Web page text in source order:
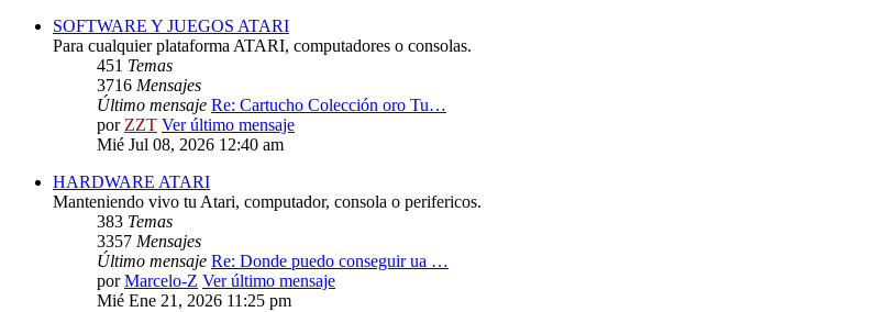
SOFTWARE Y JUEGOS ATARI
Para cualquier plataforma ATARI, computadores o consolas.
451 Temas
3716 Mensajes
Último mensaje Re: Cartucho Colección oro Tu…
porZZT Ver último mensaje
Mié Jul 08, 2026 12:40 am
HARDWARE ATARI
Manteniendo vivo tu Atari, computador, consola o perifericos.
383 Temas
3357 Mensajes
Último mensaje Re: Donde puedo conseguir ua …
porMarcelo-Z Ver último mensaje
Mié Ene 21, 2026 11:25 pm